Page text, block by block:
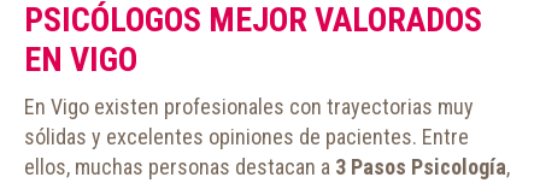
PSICÓLOGOS MEJOR VALORADOS
EN VIGO
En Vigo existen profesionales con trayectorias muy
sólidas y excelentes opiniones de pacientes. Entre
ellos, muchas personas destacan a 3 Pasos Psicología,